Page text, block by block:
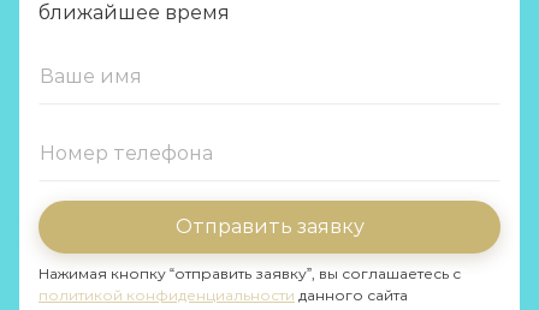
ближайшее время
Отправить заявку
Нажимая кнопку “отправить заявку”, вы соглашаетесь с
политикой конфиденциальности данного сайта